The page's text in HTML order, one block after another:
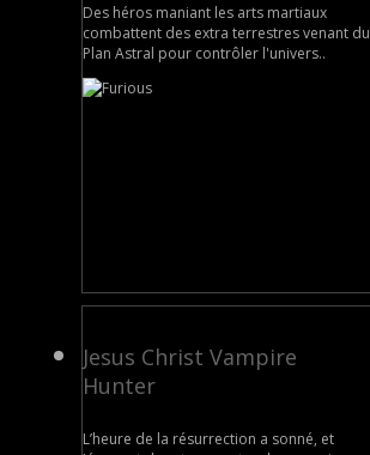
Des héros maniant les arts martiaux
combattent des extra terrestres venant du
Plan Astral pour contrôler l'univers..
Jesus Christ Vampire
Hunter
L’heure de la résurrection a sonné, et